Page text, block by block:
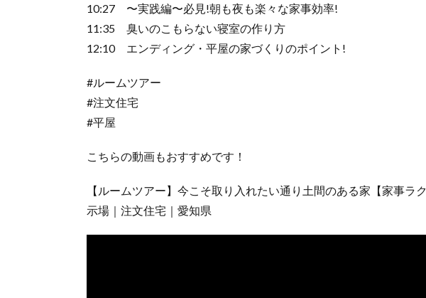
10:27 〜実践編〜必見!朝も夜も楽々な家事効率!
11:35 臭いのこもらない寝室の作り方
12:10 エンディング・平屋の家づくりのポイント!
#ルームツアー
#注文住宅
#平屋
こちらの動画もおすすめです！
【ルームツアー】今こそ取り入れたい通り土間のある家【家事ラ
示場｜注文住宅｜愛知県